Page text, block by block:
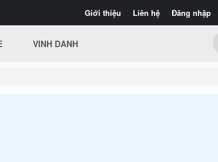
Giới thiệu Liên hệ Đăng nhập
VINH DANH